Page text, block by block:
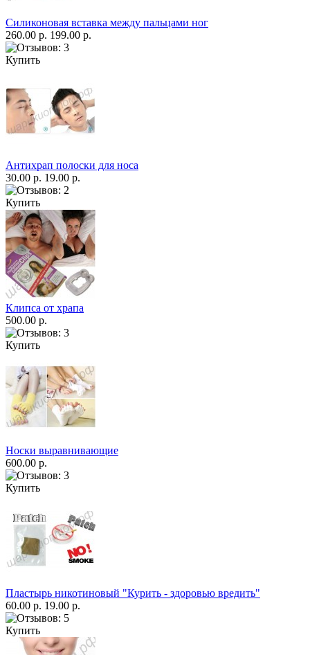
Силиконовая вставка между пальцами ног
260.00 р. 199.00 р.
Купить
Антихрап полоски для носа
30.00 р. 19.00 р.
Купить
Клипса от храпа
500.00 р.
Купить
Носки выравнивающие
600.00 р.
Купить
Пластырь никотиновый "Курить - здоровью вредить"
60.00 р. 19.00 р.
Купить